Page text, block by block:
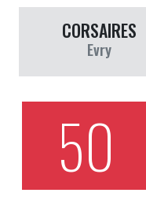
CORSAIRES
Evry
50